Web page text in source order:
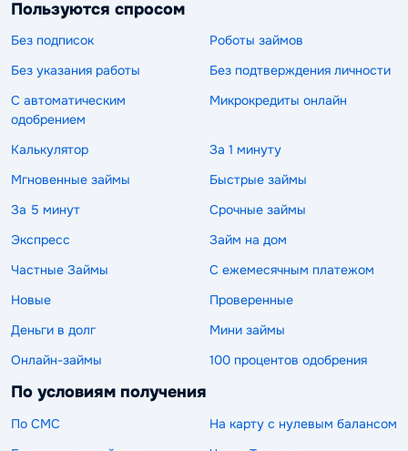
Пользуются спросом
Без подписок
Роботы займов
Без указания работы
Без подтверждения личности
С автоматическим
одобрением
Микрокредиты онлайн
Калькулятор
За 1 минуту
Мгновенные займы
Быстрые займы
За 5 минут
Срочные займы
Экспресс
Займ на дом
Частные Займы
С ежемесячным платежом
Новые
Проверенные
Деньги в долг
Мини займы
Онлайн-займы
100 процентов одобрения
По условиям получения
По СМС
На карту с нулевым балансом